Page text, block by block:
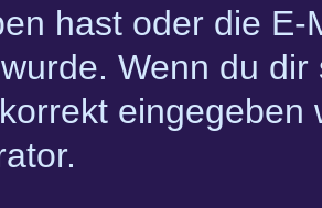
hast oder die
Wenn du